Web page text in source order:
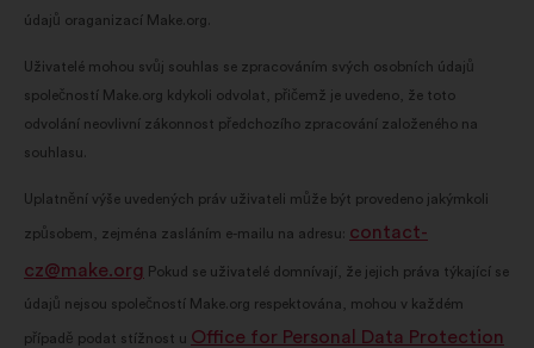
údajů oraganizací Make.org.
Uživatelé mohou svůj souhlas se zpracováním svých osobních údajů
společností Make.org kdykoli odvolat, přičemž je uvedeno, že toto
odvolání neovlivní zákonnost předchozího zpracování založeného na
souhlasu.
Uplatnění výše uvedených práv uživateli může být provedeno jakýmkoli
způsobem, zejména zasláním e-mailu na adresu: contact-
cz@make.org Pokud se uživatelé domnívají, že jejich práva týkající se
údajů nejsou společností Make.org respektována, mohou v každém
případě podat stížnost u Office for Personal Data Protection